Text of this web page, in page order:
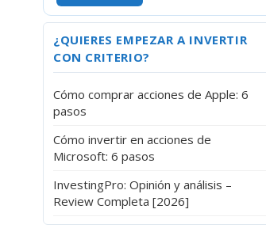
¿QUIERES EMPEZAR A INVERTIR
CON CRITERIO?
Cómo comprar acciones de Apple: 6
pasos
Cómo invertir en acciones de
Microsoft: 6 pasos
InvestingPro: Opinión y análisis –
Review Completa [2026]